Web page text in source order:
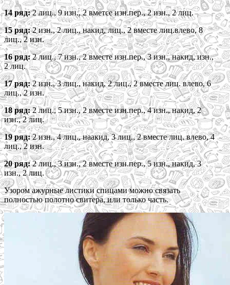
14 ряд:2 лиц., 9 изн., 2 вметсе изн.пер., 2 изн., 2 лиц.
15 ряд:2 изн., 2 лиц., накид, лиц., 2 вместе лиц.влево, 8
лиц., 2 изн.
16 ряд:2 лиц., 7 изн., 2 вместе изн.пер., 3 изн., накид, изн.,
2 лиц.
17 ряд:2 изн., 3 лиц., накид, 2 лиц., 2 вместе лиц. влево, 6
лиц., 2 изн.
18 ряд:2 лиц., 5 изн., 2 вместе изн.пер., 4 изн., накид, 2
изн., 2 лиц.
19 ряд:2 изн., 4 лиц., наакид, 3 лиц., 2 вместе лиц. влево, 4
лиц., 2 изн.
20 ряд:2 лиц., 3 изн., 2 вместе изн.пер., 5 изн., накид, 3
изн., 2 лиц.
Узором ажурные листики спицами можно связать
полностью полотно свитера, или только часть.